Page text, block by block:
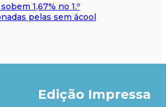
1,67% no 1.º
pelas sem ácool
Edição Impressa